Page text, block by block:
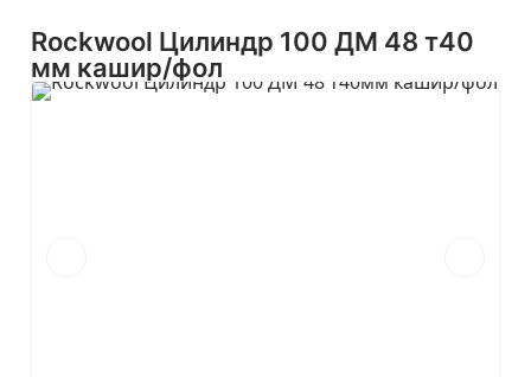
Rockwool Цилиндр 100 ДМ 48 т40
мм кашир/фол